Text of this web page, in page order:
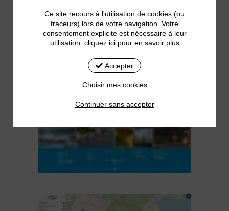
Ce site recours à l'utilisation de cookies (ou
traceurs) lors de votre navigation. Votre
consentement explicite est nécessaire à leur
utilisation. cliquez ici pour en savoir plus
Accepter
Choisir mes cookies
Continuer sans accepter